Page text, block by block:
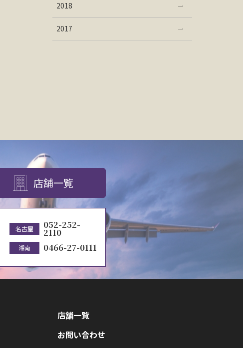
2018
2017
店舗一覧
名古屋 052-252-
2110
湘南 0466-27-0111
店舗一覧
お問い合わせ